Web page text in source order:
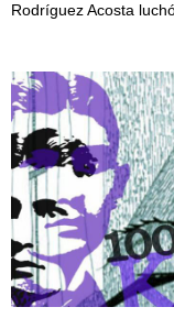
Rodríguez Acosta